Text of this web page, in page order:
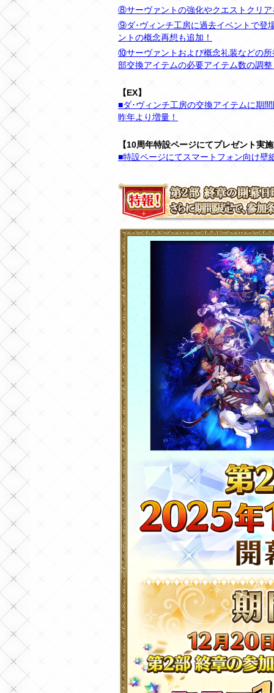
⑧サーヴァントの強化やクエストクリ
⑨ダ･ヴィンチ工房に過去イベントで登
ントの概念再想も追加！
⑩サーヴァントおよび概念礼装などの
部交換アイテムの必要アイテム数の調整
【EX】
■ダ･ヴィンチ工房の交換アイテムに期
昨年より増量！
【10周年特設ページにてプレゼント実
■特設ページにてスマートフォン向け壁